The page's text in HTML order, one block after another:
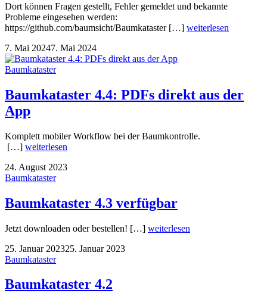
Dort können Fragen gestellt, Fehler gemeldet und bekannte
Probleme eingesehen werden:
https://github.com/baumsicht/Baumkataster […] weiterlesen
7. Mai 20247. Mai 2024
Baumkataster
Baumkataster 4.4: PDFs direkt aus der
App
Komplett mobiler Workflow bei der Baumkontrolle.
[…] weiterlesen
24. August 2023
Baumkataster
Baumkataster 4.3 verfügbar
Jetzt downloaden oder bestellen! […] weiterlesen
25. Januar 202325. Januar 2023
Baumkataster
Baumkataster 4.2